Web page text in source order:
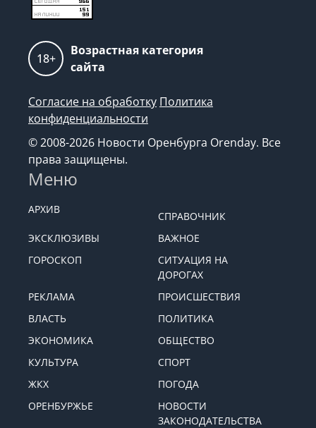
18+
Возрастная категория
сайта
Согласие на обработку Политика
конфиденциальности
© 2008-2026 Новости Оренбурга Orenday. Все
права защищены.
Меню
АРХИВ
СПРАВОЧНИК
ЭКСКЛЮЗИВЫ
ВАЖНОЕ
ГОРОСКОП
СИТУАЦИЯ НА
ДОРОГАХ
РЕКЛАМА
ПРОИСШЕСТВИЯ
ВЛАСТЬ
ПОЛИТИКА
ЭКОНОМИКА
ОБЩЕСТВО
КУЛЬТУРА
СПОРТ
ЖКХ
ПОГОДА
ОРЕНБУРЖЬЕ
НОВОСТИ
ЗАКОНОДАТЕЛЬСТВА